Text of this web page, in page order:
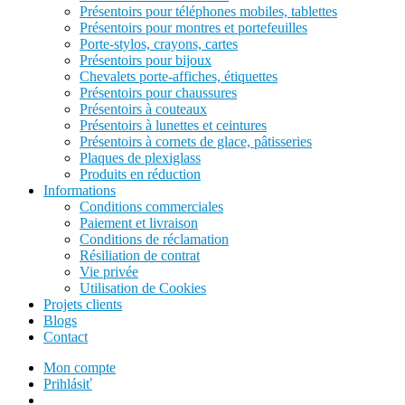
Présentoirs pour téléphones mobiles, tablettes
Présentoirs pour montres et portefeuilles
Porte-stylos, crayons, cartes
Présentoirs pour bijoux
Chevalets porte-affiches, étiquettes
Présentoirs pour chaussures
Présentoirs à couteaux
Présentoirs à lunettes et ceintures
Présentoirs à cornets de glace, pâtisseries
Plaques de plexiglass
Produits en réduction
Informations
Conditions commerciales
Paiement et livraison
Conditions de réclamation
Résiliation de contrat
Vie privée
Utilisation de Cookies
Projets clients
Blogs
Contact
Mon compte
Prihlásiť